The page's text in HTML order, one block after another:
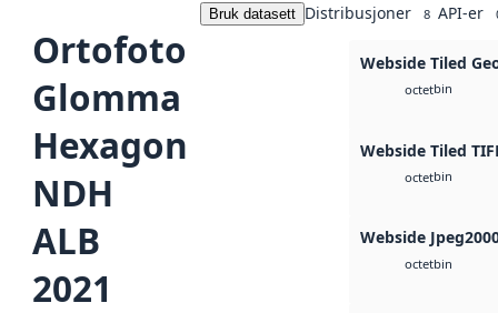
Ortofoto
Glomma
Hexagon
NDH
ALB
2021
Bruk datasett Distribusjoner 8 API-er
Webside Tiled
octetbin
Webside Tiled
octetbin
Webside
octetbin